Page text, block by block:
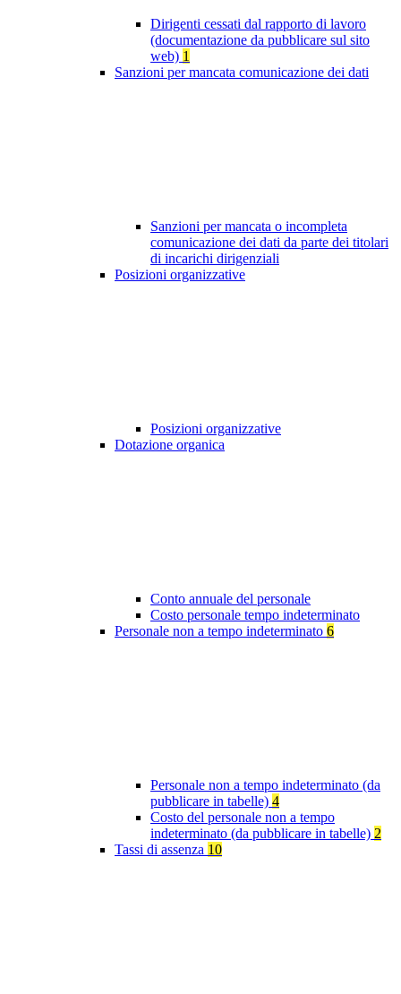
Dirigenti cessati dal rapporto di lavoro
(documentazione da pubblicare sul sito
web) 1
Sanzioni per mancata comunicazione dei dati
Sanzioni per mancata o incompleta
comunicazione dei dati da parte dei titolari
di incarichi dirigenziali
Posizioni organizzative
Posizioni organizzative
Dotazione organica
Conto annuale del personale
Costo personale tempo indeterminato
Personale non a tempo indeterminato 6
Personale non a tempo indeterminato (da
pubblicare in tabelle) 4
Costo del personale non a tempo
indeterminato (da pubblicare in tabelle) 2
Tassi di assenza 10